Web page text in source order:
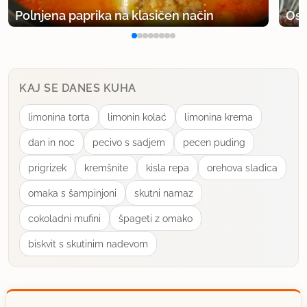
Kar kupljeno, že pripravljeno listnato testo v listih,
ne zamrznjeno...
uporabno
tanjamezeg
član od 2014 1 sporočil
2.5.2014 ob 17:02
Polnjena paprika na klasičen način
KAJ SE DANES KUHA
limonina torta limonin kolać limonina krema
dan in noc pecivo s sadjem pecen puding
prigrizek kremšnite kisla repa orehova sladica
omaka s šampinjoni skutni namaz
cokoladni mufini špageti z omako
biskvit s skutinim nadevom